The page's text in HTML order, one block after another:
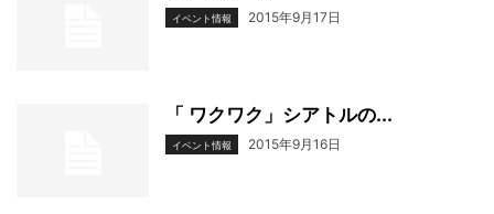
イベント情報 2015年9月17日
「 ワクワク」シアトルの...
イベント情報 2015年9月16日